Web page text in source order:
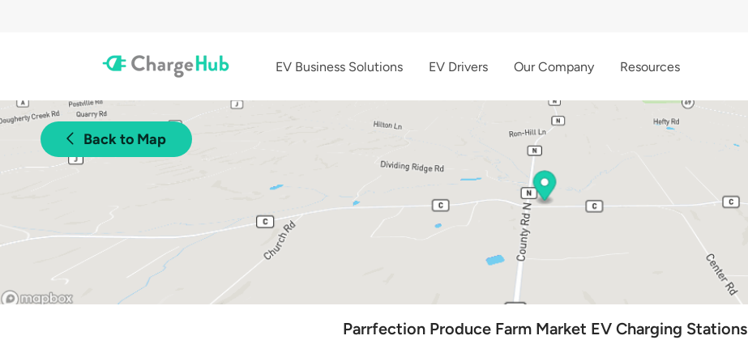
EV Business Solutions EV Drivers Our Company Resources
Back to Map
Parrfection Produce Farm Market EV Charging Stations